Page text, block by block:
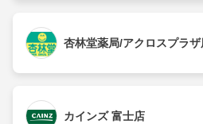
杏林堂薬局/アクロスプラ
カインズ 富士店